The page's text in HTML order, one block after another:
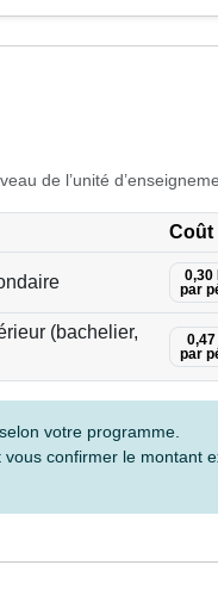
de l’unité
Coût
0,30
par
(bachelier,
par
votre programme.
vous confirmer le montant